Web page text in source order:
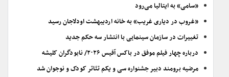
«سامی» به ایتالیا می‌رود
«غروب در دیاری غریب» به خانه اردیبهشت اودلاجان رسید
تغییرات در سازمان سینمایی با انتشار سه حکم جدید
درباره چهار فیلم موفق در باکس آفیس ۲۰۲۶/ نابودگران کلیشه
مرضیه برومند دبیر جشنواره سی و یکم تئاتر کودک و نوجوان شد